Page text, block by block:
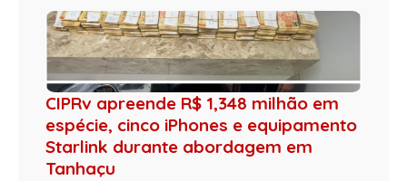
CIPRv apreende R$ 1,348 milhão em
espécie, cinco iPhones e equipamento
Starlink durante abordagem em
Tanhaçu